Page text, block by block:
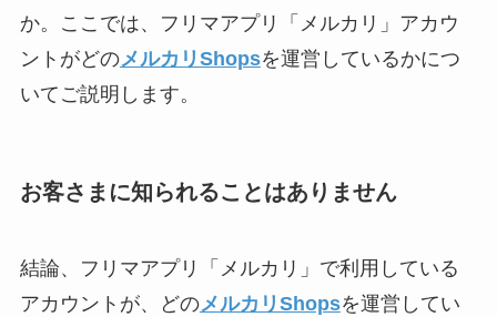
か。ここでは、フリマアプリ「メルカリ」アカウ
ントがどのメルカリShopsを運営しているかにつ
いてご説明します。
お客さまに知られることはありません
結論、フリマアプリ「メルカリ」で利用している
アカウントが、どのメルカリShopsを運営してい